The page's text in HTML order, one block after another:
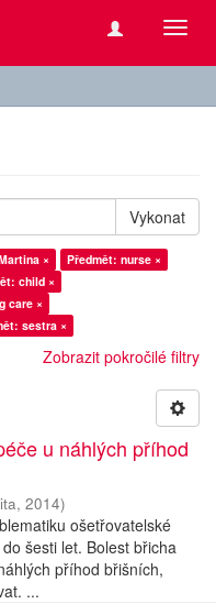
Vykonat
×
Předmět: nurse ×
child ×
care ×
sestra ×
Zobrazit pokročilé filtry
u náhlých příhod
, 2014)
ošetřovatelské
šesti let. Bolest břicha
příhod břišních,
...